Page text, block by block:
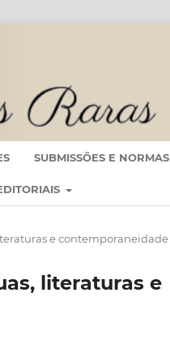
SUBMISSÕES E NORMAS
e contemporaneidade
literaturas e